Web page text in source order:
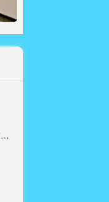
盐城股票配资 衡水股票配资平台：助你轻松撬动资本杠杆